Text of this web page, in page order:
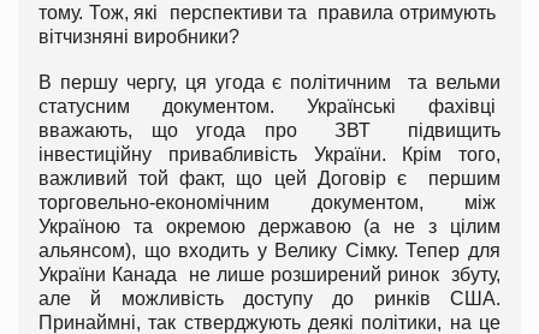
тому. Тож, які перспективи та правила отримують
вітчизняні виробники?
В першу чергу, ця угода є політичним та вельми
статусним документом. Українські фахівці
вважають, що угода про ЗВТ підвищить
інвестиційну привабливість України. Крім того,
важливий той факт, що цей Договір є першим
торговельно-економічним документом, між
Україною та окремою державою (а не з цілим
альянсом), що входить у Велику Сімку. Тепер для
України Канада не лише розширений ринок збуту,
але й можливість доступу до ринків США.
Принаймні, так стверджують деякі політики, на це